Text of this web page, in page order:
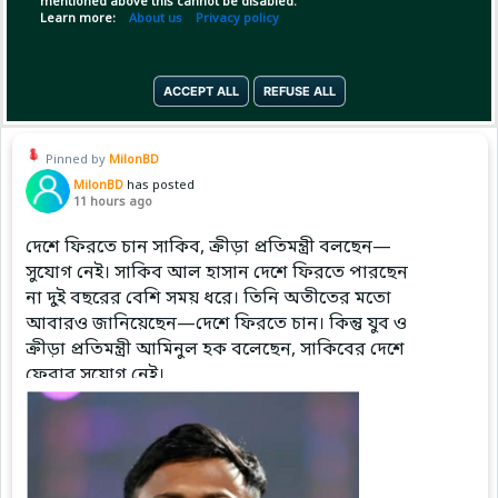
Learn more: About us Privacy policy
ACCEPT ALL REFUSE ALL
🇵🇹 Cristiano Ronaldo – 34 Career Goals
Pinned by MilonBD
MilonBD has posted
11 hours ago
দেশে ফিরতে চান সাকিব, ক্রীড়া প্রতিমন্ত্রী বলছেন—
সুযোগ নেই। সাকিব আল হাসান দেশে ফিরতে পারছেন
না দুই বছরের বেশি সময় ধরে। তিনি অতীতের মতো
আবারও জানিয়েছেন—দেশে ফিরতে চান। কিন্তু যুব ও
ক্রীড়া প্রতিমন্ত্রী আমিনুল হক বলেছেন, সাকিবের দেশে
ফেরার সুযোগ নেই।